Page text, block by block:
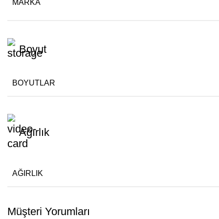
MARKA
Boyut
BOYUTLAR
Ağırlık
AĞIRLIK
Müşteri Yorumları